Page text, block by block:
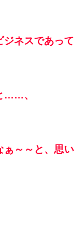
ネスであって
……、
と、思い